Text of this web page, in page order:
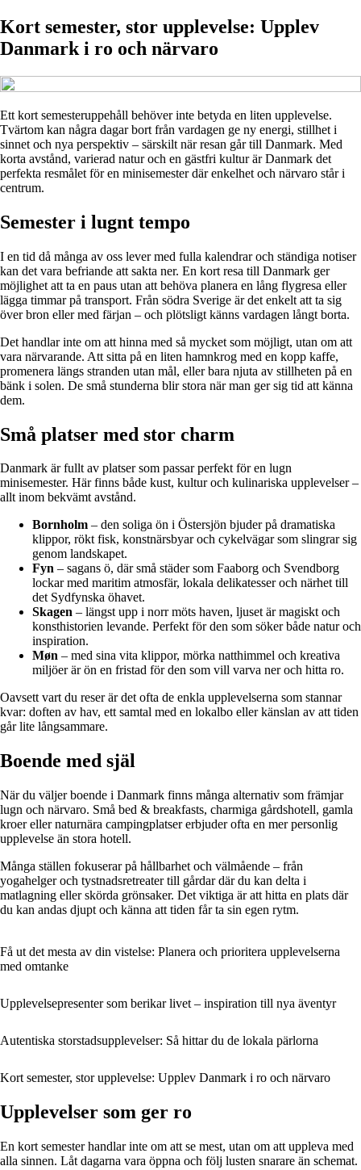
Kort semester, stor upplevelse: Upplev
Danmark i ro och närvaro
Ett kort semesteruppehåll behöver inte betyda en liten upplevelse.
Tvärtom kan några dagar bort från vardagen ge ny energi, stillhet i
sinnet och nya perspektiv – särskilt när resan går till Danmark. Med
korta avstånd, varierad natur och en gästfri kultur är Danmark det
perfekta resmålet för en minisemester där enkelhet och närvaro står i
centrum.
Semester i lugnt tempo
I en tid då många av oss lever med fulla kalendrar och ständiga notiser
kan det vara befriande att sakta ner. En kort resa till Danmark ger
möjlighet att ta en paus utan att behöva planera en lång flygresa eller
lägga timmar på transport. Från södra Sverige är det enkelt att ta sig
över bron eller med färjan – och plötsligt känns vardagen långt borta.
Det handlar inte om att hinna med så mycket som möjligt, utan om att
vara närvarande. Att sitta på en liten hamnkrog med en kopp kaffe,
promenera längs stranden utan mål, eller bara njuta av stillheten på en
bänk i solen. De små stunderna blir stora när man ger sig tid att känna
dem.
Små platser med stor charm
Danmark är fullt av platser som passar perfekt för en lugn
minisemester. Här finns både kust, kultur och kulinariska upplevelser –
allt inom bekvämt avstånd.
Bornholm – den soliga ön i Östersjön bjuder på dramatiska
klippor, rökt fisk, konstnärsbyar och cykelvägar som slingrar sig
genom landskapet.
Fyn – sagans ö, där små städer som Faaborg och Svendborg
lockar med maritim atmosfär, lokala delikatesser och närhet till
det Sydfynska öhavet.
Skagen – längst upp i norr möts haven, ljuset är magiskt och
konsthistorien levande. Perfekt för den som söker både natur och
inspiration.
Møn – med sina vita klippor, mörka natthimmel och kreativa
miljöer är ön en fristad för den som vill varva ner och hitta ro.
Oavsett vart du reser är det ofta de enkla upplevelserna som stannar
kvar: doften av hav, ett samtal med en lokalbo eller känslan av att tiden
går lite långsammare.
Boende med själ
När du väljer boende i Danmark finns många alternativ som främjar
lugn och närvaro. Små bed & breakfasts, charmiga gårdshotell, gamla
kroer eller naturnära campingplatser erbjuder ofta en mer personlig
upplevelse än stora hotell.
Många ställen fokuserar på hållbarhet och välmående – från
yogahelger och tystnadsretreater till gårdar där du kan delta i
matlagning eller skörda grönsaker. Det viktiga är att hitta en plats där
du kan andas djupt och känna att tiden får ta sin egen rytm.
Få ut det mesta av din vistelse: Planera och prioritera upplevelserna
med omtanke
Upplevelsepresenter som berikar livet – inspiration till nya äventyr
Autentiska storstadsupplevelser: Så hittar du de lokala pärlorna
Kort semester, stor upplevelse: Upplev Danmark i ro och närvaro
Upplevelser som ger ro
En kort semester handlar inte om att se mest, utan om att uppleva med
alla sinnen. Låt dagarna vara öppna och följ lusten snarare än schemat.